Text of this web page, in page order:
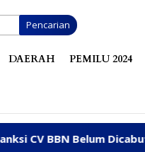
Pencarian
DAERAH PEMILU 2024
Dicabut, Masih